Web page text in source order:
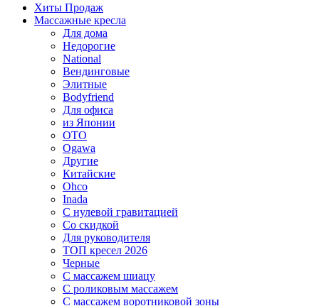
Хиты Продаж
Массажные кресла
Для дома
Недорогие
National
Вендинговые
Элитные
Bodyfriend
Для офиса
из Японии
OTO
Ogawa
Другие
Китайские
Ohco
Inada
С нулевой гравитацией
Со скидкой
Для руководителя
ТОП кресел 2026
Черные
С массажем шиацу
С роликовым массажем
С массажем воротниковой зоны